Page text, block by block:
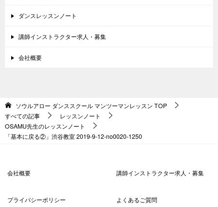
ダンスレッスンノート
講師インストラクター求人・募集
会社概要
ソウルアロー ダンススクール マンツーマンレッスン TOP
すべての記事
レッスンノート
OSAMU先生のレッスンノート
「基本に戻る②」渋谷教室 2019-9-12-no0020-1250
会社概要 講師インストラクター求人・募集
プライバシーポリシー よくあるご質問